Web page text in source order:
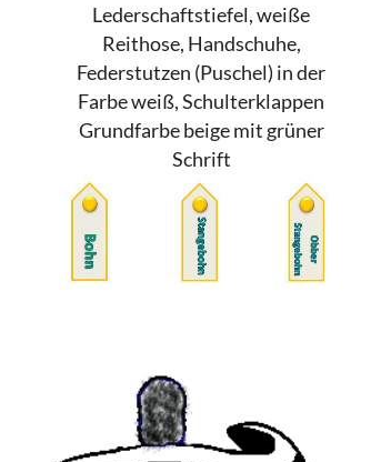
Lederschaftstiefel, weiße
Reithose, Handschuhe,
Federstutzen (Puschel) in der
Farbe weiß, Schulterklappen
Grundfarbe beige mit grüner
Schrift